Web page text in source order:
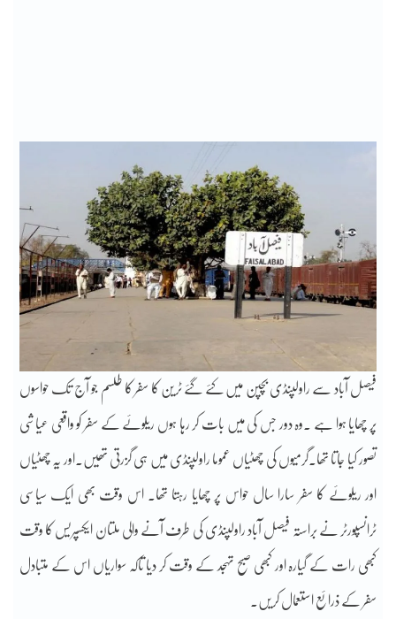
فیصل آباد سے راولپنڈی بچپن میں کئے گئے ٹرین کا سفر کا طلسم جو آج تک حواسوں
پر چھایا ہوا ہے ۔وہ دور جس کی میں بات کر رہا ہوں ریلوئے کے سفر کو واقعی عیاشی
تصور کیا جاتا تھا۔گرمیوں کی چھٹیاں عموما راولپنڈی میں ہی گزرتی تھیں۔اور یہ چھٹیاں
اور ریلوئے کا سفر سارا سال حواس پر چھایا رہتا تھا۔ اس وقت بھی ایک سیاسی
ٹرانسپورٹر نے براستہ فیصل آباد راولپنڈی کی طرف آنے والی ملتان ایکسپریس کا وقت
کبھی رات کے گیارہ اور کبھی صبح تہجد کے وقت کر دیا تاکہ سواریاں اس کے متبادل
سفر کے ذرائع استعمال کریں۔